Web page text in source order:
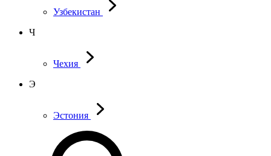
Узбекистан
Ч
Чехия
Э
Эстония